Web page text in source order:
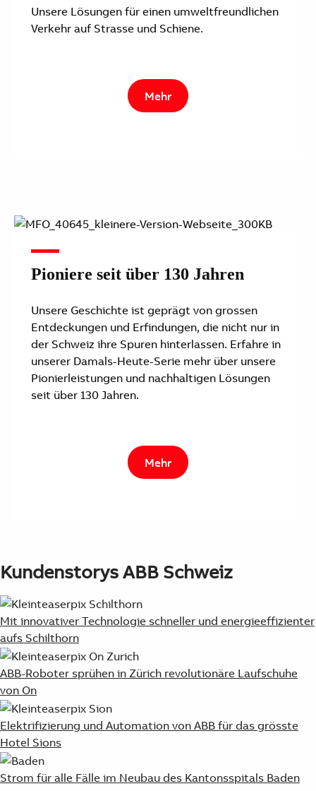
Unsere Lösungen für einen umweltfreundlichen
Verkehr auf Strasse und Schiene.
Mehr
Pioniere seit über 130 Jahren
Unsere Geschichte ist geprägt von grossen
Entdeckungen und Erfindungen, die nicht nur in
der Schweiz ihre Spuren hinterlassen. Erfahre in
unserer Damals-Heute-Serie mehr über unsere
Pionierleistungen und nachhaltigen Lösungen
seit über 130 Jahren.
Mehr
Kundenstorys ABB Schweiz
Mit innovativer Technologie schneller und energieeffizienter
aufs Schilthorn
ABB-Roboter sprühen in Zürich revolutionäre Laufschuhe
von On
Elektrifizierung und Automation von ABB für das grösste
Hotel Sions
Strom für alle Fälle im Neubau des Kantonsspitals Baden